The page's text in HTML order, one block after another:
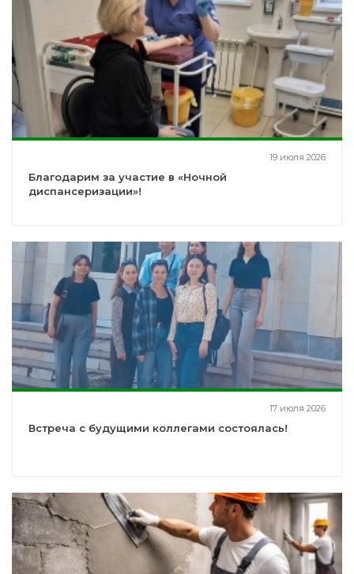
19 июля 2026
Благодарим за участие в «Ночной
диспансеризации»!
17 июля 2026
Встреча с будущими коллегами состоялась!